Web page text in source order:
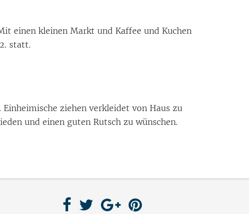
ei­nen klei­nen Markt und Kaf­fee und Ku­chen
statt.
zie­hen ver­klei­det von Haus zu
und ei­nen gu­ten Rutsch zu wün­schen.